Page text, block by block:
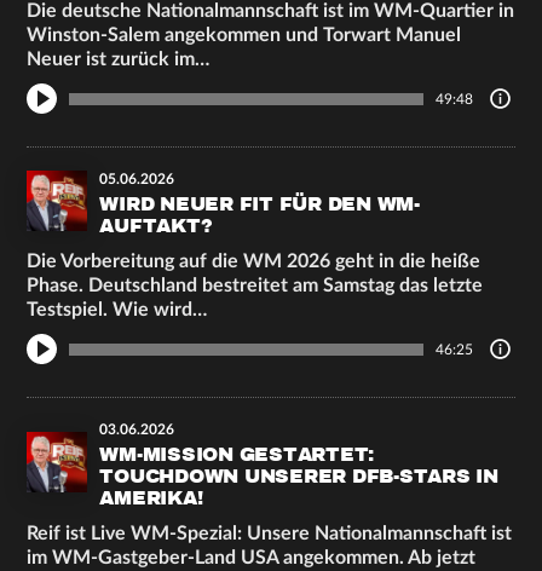
Die deutsche Nationalmannschaft ist im WM-Quartier in
Winston-Salem angekommen und Torwart Manuel
Neuer ist zurück im…
49:48
05.06.2026
WIRD NEUER FIT FÜR DEN WM-
AUFTAKT?
Die Vorbereitung auf die WM 2026 geht in die heiße
Phase. Deutschland bestreitet am Samstag das letzte
Testspiel. Wie wird…
46:25
03.06.2026
WM-MISSION GESTARTET:
TOUCHDOWN UNSERER DFB-STARS IN
AMERIKA!
Reif ist Live WM-Spezial: Unsere Nationalmannschaft ist
im WM-Gastgeber-Land USA angekommen. Ab jetzt